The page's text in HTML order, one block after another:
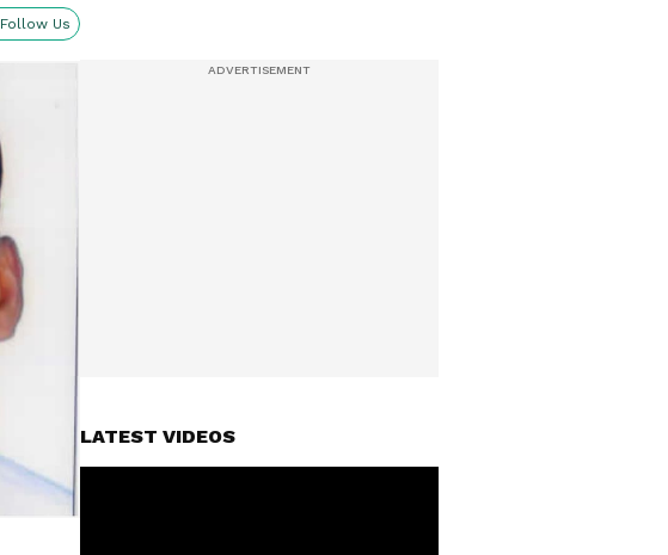
Follow Us
LATEST VIDEOS